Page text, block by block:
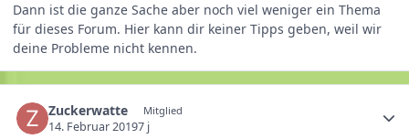
Dann ist die ganze Sache aber noch viel weniger ein Thema
für dieses Forum. Hier kann dir keiner Tipps geben, weil wir
deine Probleme nicht kennen.
Zuckerwatte Mitglied
14. Februar 20197 j